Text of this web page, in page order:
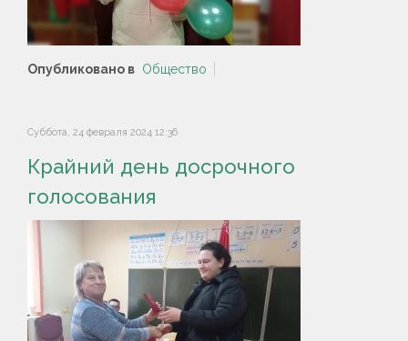
Опубликовано в Общество
Суббота, 24 февраля 2024 12:36
Крайний день досрочного
голосования